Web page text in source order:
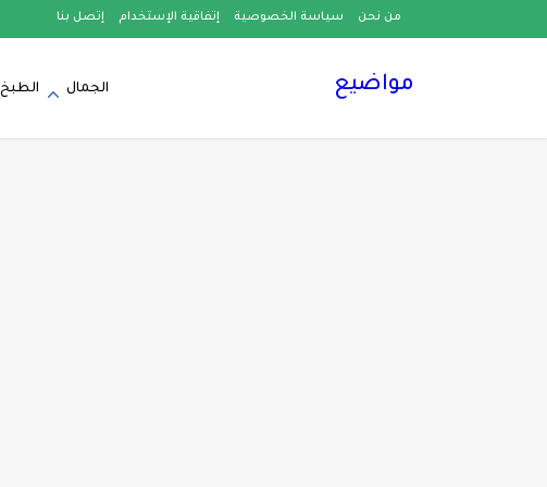
من نحن سياسة الخصوصية إتفاقية الإستخدام إتصل بنا
مواضيع الجمال الطبخ